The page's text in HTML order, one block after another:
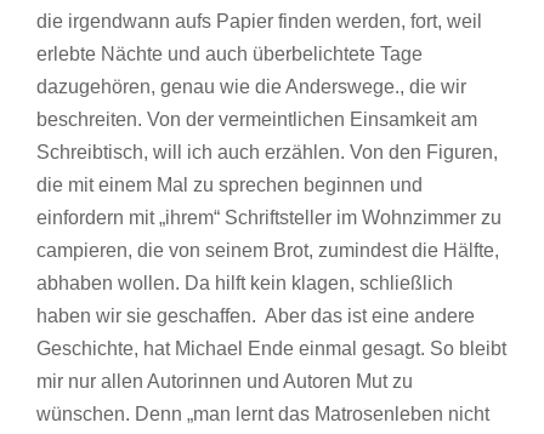
die irgendwann aufs Papier finden werden, fort, weil
erlebte Nächte und auch überbelichtete Tage
dazugehören, genau wie die Anderswege., die wir
beschreiten. Von der vermeintlichen Einsamkeit am
Schreibtisch, will ich auch erzählen. Von den Figuren,
die mit einem Mal zu sprechen beginnen und
einfordern mit „ihrem“ Schriftsteller im Wohnzimmer zu
campieren, die von seinem Brot, zumindest die Hälfte,
abhaben wollen. Da hilft kein klagen, schließlich
haben wir sie geschaffen. Aber das ist eine andere
Geschichte, hat Michael Ende einmal gesagt. So bleibt
mir nur allen Autorinnen und Autoren Mut zu
wünschen. Denn „man lernt das Matrosenleben nicht